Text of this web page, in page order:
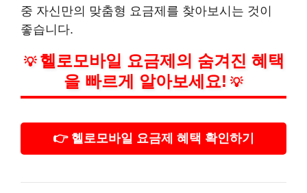
중 자신만의 맞춤형 요금제를 찾아보시는 것이
좋습니다.
💡 헬로모바일 요금제의 숨겨진 혜택
을 빠르게 알아보세요! 💡
👉 헬로모바일 요금제 혜택 확인하기